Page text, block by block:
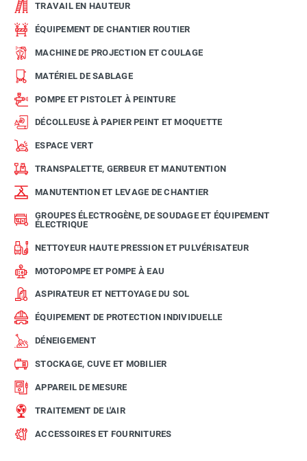
TRAVAIL EN HAUTEUR
ÉQUIPEMENT DE CHANTIER ROUTIER
MACHINE DE PROJECTION ET COULAGE
MATÉRIEL DE SABLAGE
POMPE ET PISTOLET À PEINTURE
DÉCOLLEUSE À PAPIER PEINT ET MOQUETTE
ESPACE VERT
TRANSPALETTE, GERBEUR ET MANUTENTION
MANUTENTION ET LEVAGE DE CHANTIER
GROUPES ÉLECTROGÈNE, DE SOUDAGE ET ÉQUIPEMENT
ÉLECTRIQUE
NETTOYEUR HAUTE PRESSION ET PULVÉRISATEUR
MOTOPOMPE ET POMPE À EAU
ASPIRATEUR ET NETTOYAGE DU SOL
ÉQUIPEMENT DE PROTECTION INDIVIDUELLE
DÉNEIGEMENT
STOCKAGE, CUVE ET MOBILIER
APPAREIL DE MESURE
TRAITEMENT DE L'AIR
ACCESSOIRES ET FOURNITURES